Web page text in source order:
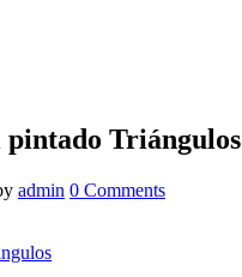
Triángulos
pintado Triángulos
admin 0 Comments